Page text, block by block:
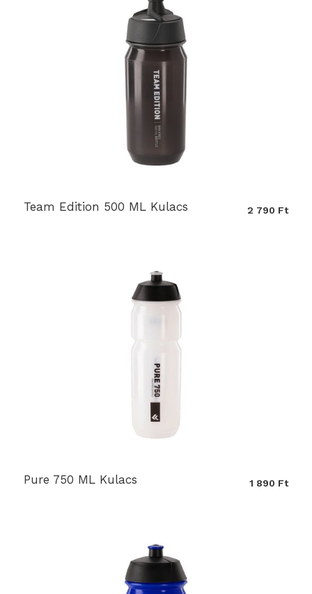
Team Edition 500 ML Kulacs 2 790 Ft
Pure 750 ML Kulacs 1 890 Ft